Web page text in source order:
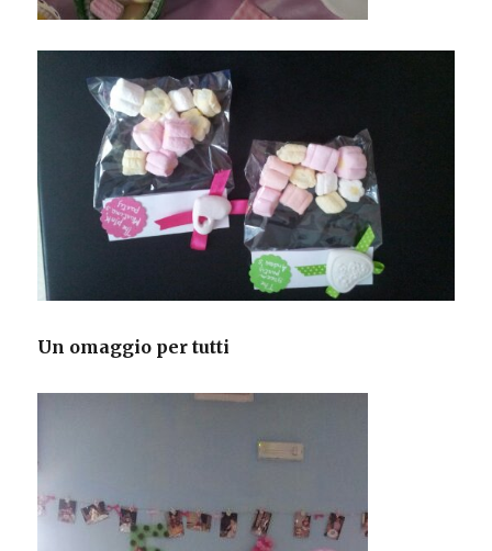
Un omaggio per tutti